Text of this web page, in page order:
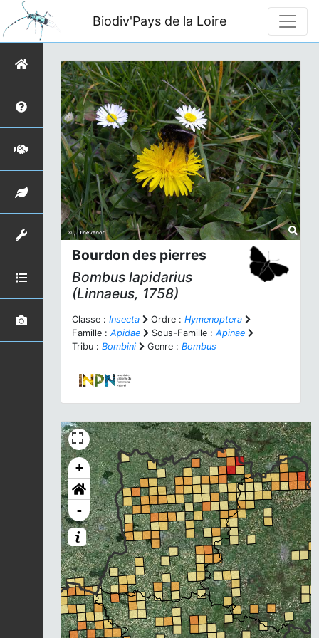
Biodiv'Pays de la Loire
Bourdon des pierres
Bombus lapidarius
(Linnaeus, 1758)
Classe : Insecta Ordre : Hymenoptera
Famille : Apidae Sous-Famille : Apinae
Tribu : Bombini Genre : Bombus
+
-